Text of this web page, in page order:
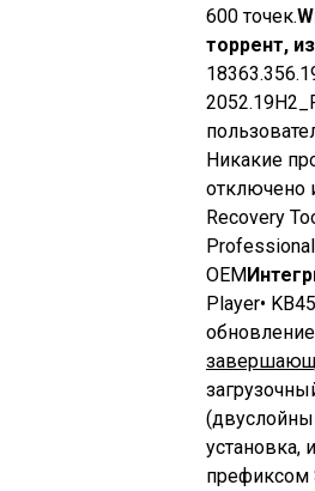
600 точек.
торрент,
Никакие
отключено
Recovery
OEM
Player•
установка,
префиксом